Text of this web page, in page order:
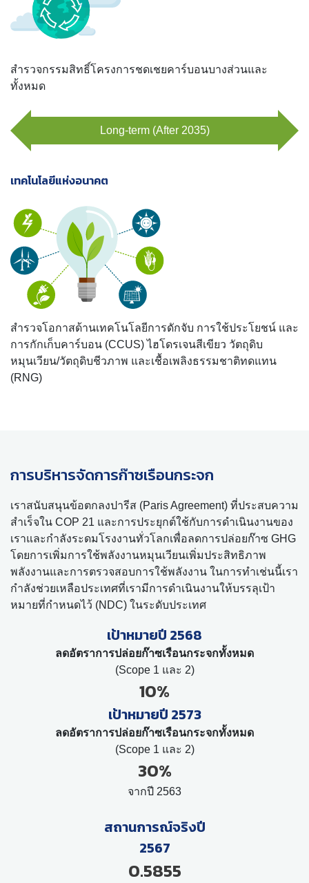
สำรวจกรรมสิทธิ์โครงการชดเชยคาร์บอนบางส่วนและ
ทั้งหมด
Long-term (After 2035)
เทคโนโลยีแห่งอนาคต
สำรวจโอกาสด้านเทคโนโลยีการดักจับ การใช้ประโยชน์ และ
การกักเก็บคาร์บอน (CCUS) ไฮโดรเจนสีเขียว วัตถุดิบ
หมุนเวียน/วัตถุดิบชีวภาพ และเชื้อเพลิงธรรมชาติทดแทน
(RNG)
การบริหารจัดการก๊าซเรือนกระจก
เราสนับสนุนข้อตกลงปารีส (Paris Agreement) ที่ประสบความ
สำเร็จใน COP 21 และการประยุกต์ใช้กับการดำเนินงานของ
เราและกำลังระดมโรงงานทั่วโลกเพื่อลดการปล่อยก๊าซ GHG
โดยการเพิ่มการใช้พลังงานหมุนเวียนเพิ่มประสิทธิภาพ
พลังงานและการตรวจสอบการใช้พลังงาน ในการทำเช่นนี้เรา
กำลังช่วยเหลือประเทศที่เรามีการดำเนินงานให้บรรลุเป้า
หมายที่กำหนดไว้ (NDC) ในระดับประเทศ
เป้าหมายปี 2568
ลดอัตราการปล่อยก๊าซเรือนกระจกทั้งหมด
(Scope 1 และ 2)
10%
เป้าหมายปี 2573
ลดอัตราการปล่อยก๊าซเรือนกระจกทั้งหมด
(Scope 1 และ 2)
30%
จากปี 2563
สถานการณ์จริงปี
2567
0.5855